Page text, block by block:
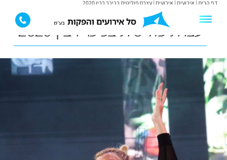
דף הבית | אירועים | אירועים | עצרת פוליטית בכיכר רבין 2020
עצרת פוליטית בכיכר רבין 2020